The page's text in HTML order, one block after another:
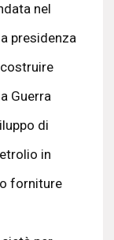
nel
presidenza
Guerra
di
in
forniture